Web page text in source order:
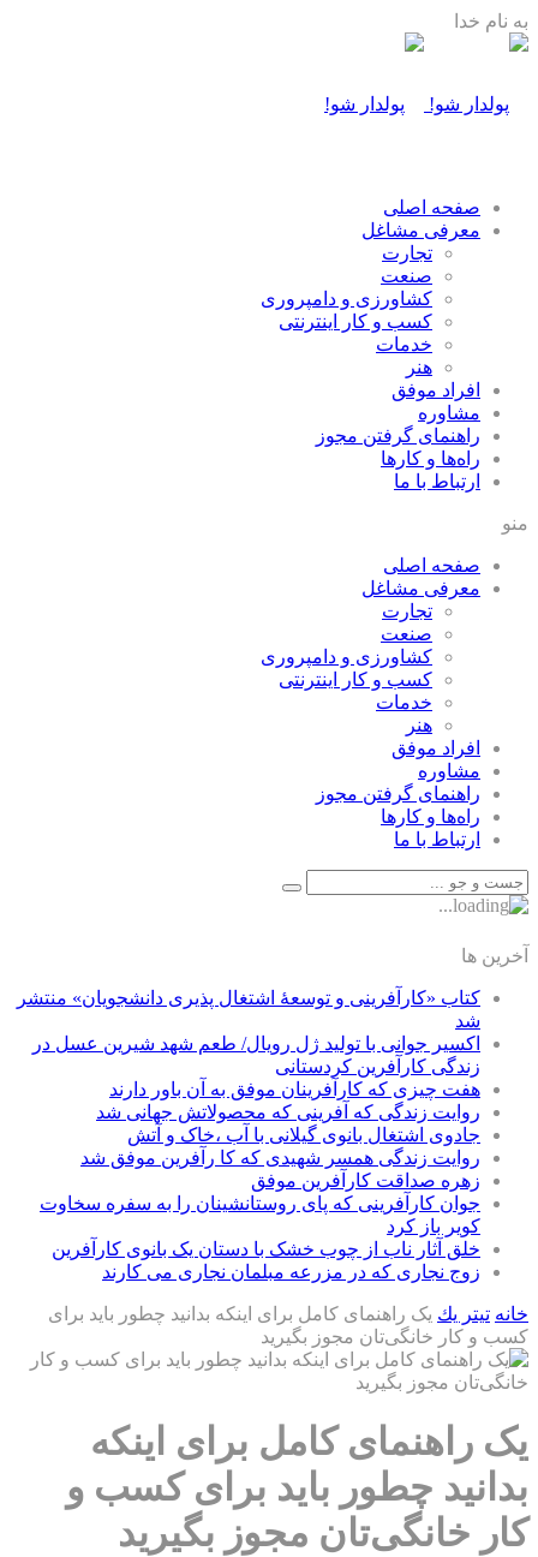
به نام خدا
صفحه اصلی
معرفی مشاغل
تجارت
صنعت
كشاورزی و دامپروری
كسب و كار اينترنتی
خدمات
هنر
افراد موفق
مشاوره
راهنمای گرفتن مجوز
راه‌ها و كارها
ارتباط با ما
منو
صفحه اصلی
معرفی مشاغل
تجارت
صنعت
كشاورزی و دامپروری
كسب و كار اينترنتی
خدمات
هنر
افراد موفق
مشاوره
راهنمای گرفتن مجوز
راه‌ها و كارها
ارتباط با ما
آخرین ها
کتاب «کارآفرینی و توسعۀ اشتغال پذیری دانشجویان» منتشر
شد
اکسیر جوانی با تولید ژل رویال/ طعم شهد شیرین عسل‌ در
زندگی کارآفرین کردستانی
هفت چیزی که کارآفرینان موفق به آن باور دارند
روایت زندگی که آفرینی که محصولاتش جهانی شد
جادوی اشتغال بانوی گیلانی با آب ،خاک و آتش
روایت زندگی همسر شهیدی که کا رآفرین موفق شد
زهره صداقت کارآفرین موفق
جوان کارآفرینی که پای روستانشینان را به سفره سخاوت
کویر باز کرد
خلق آثار ناب از چوب خشک با دستان یک بانوی کارآفرین
زوج نجاری که در مزرعه مبلمان نجاری می کارند
خانه تيتر يك یک راهنمای کامل برای اینکه بدانید چطور باید برای
کسب و کار خانگی‌تان مجوز بگیرید
یک راهنمای کامل برای اینکه
بدانید چطور باید برای کسب و
کار خانگی‌تان مجوز بگیرید